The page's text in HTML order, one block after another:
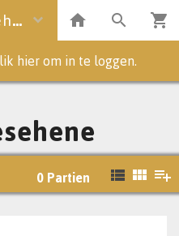
Kürzlich angesehene
hier om in te loggen.
0 Partien